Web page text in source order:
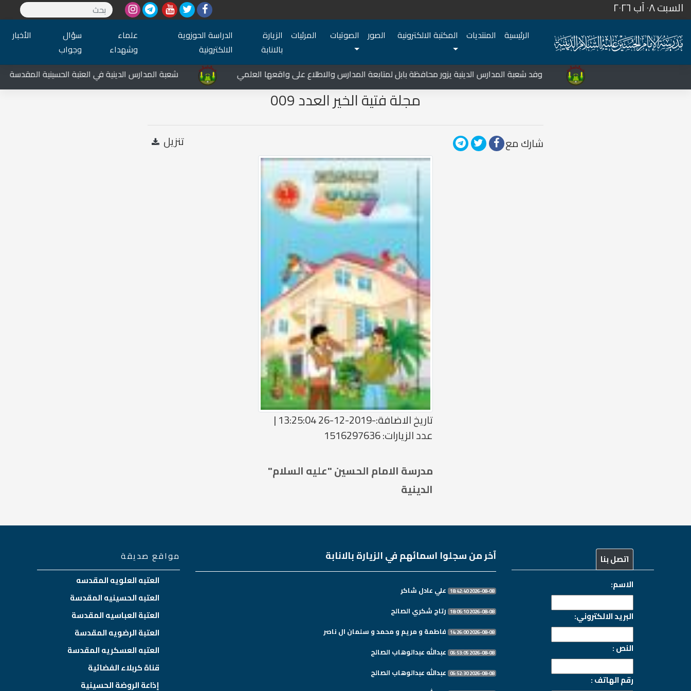
السبت ٠٨ آب ٢٠٢٦
الرئيسية المنتديات المكتبة الالكترونية الصور الصوتيات المرئيات الزيارة
بالانابة
الدراسة الحوزوية
الالكترونية
علماء
وشهداء
سؤال
وجواب
الأخبار
وفد شعبة المدارس الدينية يزور محافظة بابل لمتابعة المدارس والاطلاع على واقعها العلمي شعبة المدارس الدينية في العتبة الحسينية المقدسة
مجلة فتية الخير العدد 009
شارك مع تنزيل
تاريخ الاضافة:-2019-12-26 13:25:04 |
عدد الزيارات: 1516297636
مدرسة الامام الحسين "عليه السلام"
الدينية
اتصل بنا
الاسم:
البريد الالكتروني:
النص :
رقم الهاتف :
آخر من سجلوا اسمائهم في الزيارة بالانابة
2026-08-08 18:42:40 علي عادل شاكر
2026-08-08 18:05:10 رتاج شكري الصالح
2026-08-08 14:26:00 فاطمة و مريم و محمد و سلمان ال ناصر
2026-08-08 06:53:05 عبدالله عبدالوهاب الصالح
2026-08-08 06:52:30 عبدالله عبدالوهاب الصالح
مواقع صديقة
العتبه العلويه المقدسه
العتبه الحسينيه المقدسة
العتبة العباسيه المقدسة
العتبة الرضويه المقدسة
العتبه العسكريه المقدسة
قناة كربلاء الفضائية
إذاعة الروضة الحسينية